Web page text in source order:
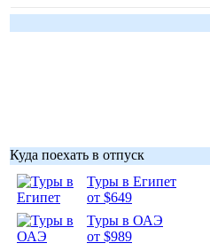
Куда поехать в отпуск
Туры в Египет
от $649
Туры в ОАЭ
от $989